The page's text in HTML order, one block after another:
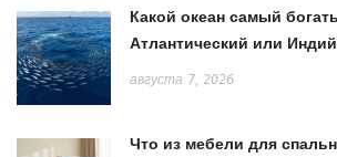
Какой океан самый
Атлантический или
августа 7, 2026
Что из мебели для